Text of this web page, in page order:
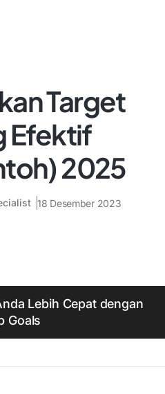
Target
Efektif
2025
18 Desember 2023
Lebih Cepat dengan
Goals